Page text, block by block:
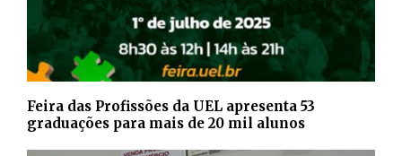
Feira das Profissões da UEL apresenta 53
graduações para mais de 20 mil alunos